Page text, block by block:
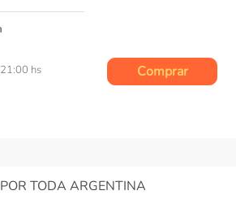
21:00 hs Comprar
TODA ARGENTINA